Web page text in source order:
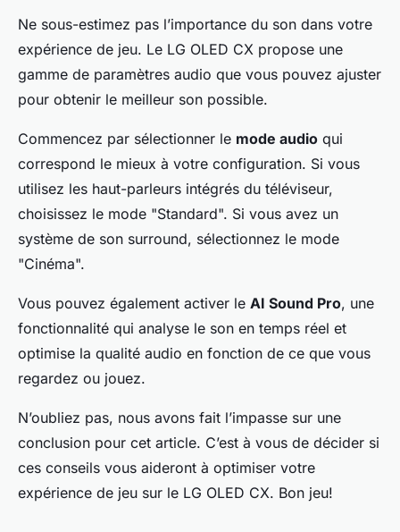
Ne sous-estimez pas l’importance du son dans votre
expérience de jeu. Le LG OLED CX propose une
gamme de paramètres audio que vous pouvez ajuster
pour obtenir le meilleur son possible.
Commencez par sélectionner le mode audio qui
correspond le mieux à votre configuration. Si vous
utilisez les haut-parleurs intégrés du téléviseur,
choisissez le mode "Standard". Si vous avez un
système de son surround, sélectionnez le mode
"Cinéma".
Vous pouvez également activer le AI Sound Pro, une
fonctionnalité qui analyse le son en temps réel et
optimise la qualité audio en fonction de ce que vous
regardez ou jouez.
N’oubliez pas, nous avons fait l’impasse sur une
conclusion pour cet article. C’est à vous de décider si
ces conseils vous aideront à optimiser votre
expérience de jeu sur le LG OLED CX. Bon jeu!